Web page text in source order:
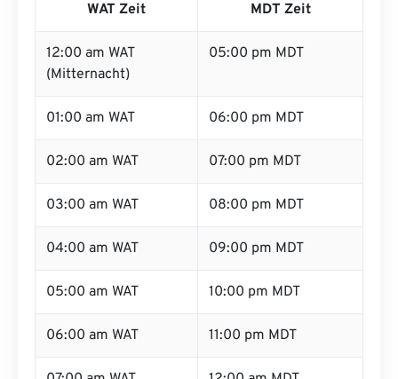
WAT Zeit MDT Zeit
12:00 am WAT
(Mitternacht)
05:00 pm MDT
01:00 am WAT 06:00 pm MDT
02:00 am WAT 07:00 pm MDT
03:00 am WAT 08:00 pm MDT
04:00 am WAT 09:00 pm MDT
05:00 am WAT 10:00 pm MDT
06:00 am WAT 11:00 pm MDT